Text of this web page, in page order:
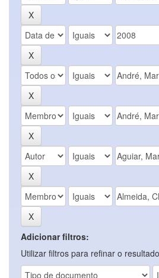
Adicionar filtros:
Utilizar filtros para refinar o